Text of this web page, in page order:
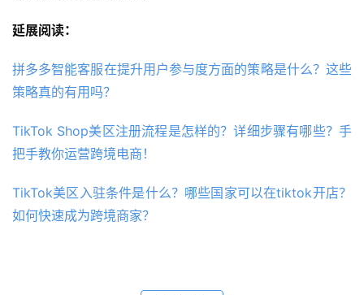
延展阅读：
拼多多智能客服在提升用户参与度方面的策略是什么？这些
策略真的有用吗？
TikTok Shop美区注册流程是怎样的？详细步骤有哪些？手
把手教你运营跨境电商！
TikTok美区入驻条件是什么？哪些国家可以在tiktok开店？
如何快速成为跨境商家？